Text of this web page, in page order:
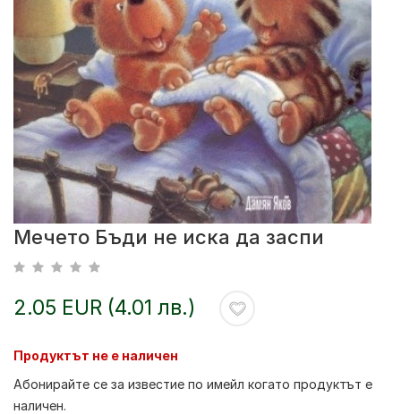
Мечето Бъди не иска да заспи
2.05 EUR (4.01 лв.)
Продуктът не е наличен
Абонирайте се за известие по имейл когато продуктът е
наличен.